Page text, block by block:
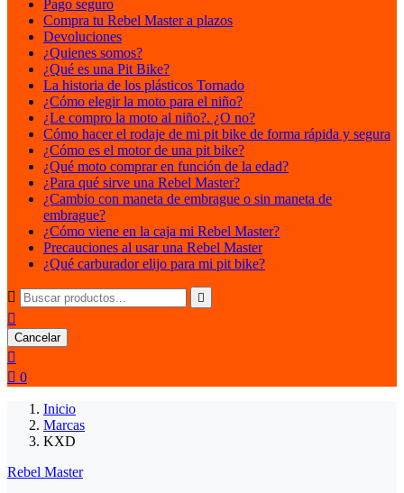
Pago seguro
Compra tu Rebel Master a plazos
Devoluciones
¿Quienes somos?
¿Qué es una Pit Bike?
La historia de los plásticos Tornado
¿Cómo elegir la moto para el niño?
¿Le compro la moto al niño?. ¿O no?
Cómo hacer el rodaje de mi pit bike de forma rápida y segura
¿Cómo es el motor de una pit bike?
¿Qué moto comprar en función de la edad?
¿Para qué sirve una Rebel Master?
¿Cambio con maneta de embrague o sin maneta de
embrague?
¿Cómo viene en la caja mi Rebel Master?
Precauciones al usar una Rebel Master
¿Qué carburador elijo para mi pit bike?
 

Cancelar

 0
Inicio
Marcas
KXD
Rebel Master